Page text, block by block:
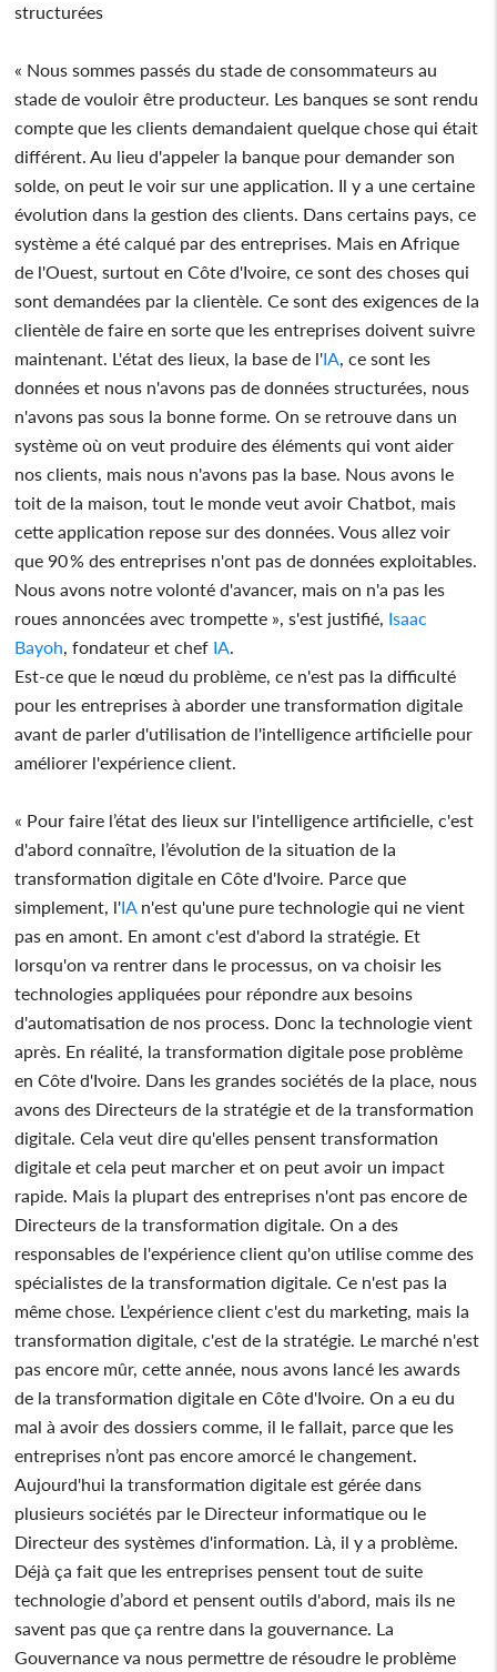
structurées
« Nous sommes passés du stade de consommateurs au
stade de vouloir être producteur. Les banques se sont rendu
compte que les clients demandaient quelque chose qui était
différent. Au lieu d'appeler la banque pour demander son
solde, on peut le voir sur une application. Il y a une certaine
évolution dans la gestion des clients. Dans certains pays, ce
système a été calqué par des entreprises. Mais en Afrique
de l'Ouest, surtout en Côte d'Ivoire, ce sont des choses qui
sont demandées par la clientèle. Ce sont des exigences de la
clientèle de faire en sorte que les entreprises doivent suivre
maintenant. L'état des lieux, la base de l'IA, ce sont les
données et nous n'avons pas de données structurées, nous
n'avons pas sous la bonne forme. On se retrouve dans un
système où on veut produire des éléments qui vont aider
nos clients, mais nous n'avons pas la base. Nous avons le
toit de la maison, tout le monde veut avoir Chatbot, mais
cette application repose sur des données. Vous allez voir
que 90 % des entreprises n'ont pas de données exploitables.
Nous avons notre volonté d'avancer, mais on n'a pas les
roues annoncées avec trompette », s'est justifié, Isaac
Bayoh, fondateur et chef IA.
Est-ce que le nœud du problème, ce n'est pas la difficulté
pour les entreprises à aborder une transformation digitale
avant de parler d'utilisation de l'intelligence artificielle pour
améliorer l'expérience client.
« Pour faire l’état des lieux sur l'intelligence artificielle, c'est
d'abord connaître, l’évolution de la situation de la
transformation digitale en Côte d'Ivoire. Parce que
simplement, l'IAn'est qu'une pure technologie qui ne vient
pas en amont. En amont c'est d'abord la stratégie. Et
lorsqu'on va rentrer dans le processus, on va choisir les
technologies appliquées pour répondre aux besoins
d'automatisation de nos process. Donc la technologie vient
après. En réalité, la transformation digitale pose problème
en Côte d'Ivoire. Dans les grandes sociétés de la place, nous
avons des Directeurs de la stratégie et de la transformation
digitale. Cela veut dire qu'elles pensent transformation
digitale et cela peut marcher et on peut avoir un impact
rapide. Mais la plupart des entreprises n'ont pas encore de
Directeurs de la transformation digitale. On a des
responsables de l'expérience client qu'on utilise comme des
spécialistes de la transformation digitale. Ce n'est pas la
même chose. L’expérience client c'est du marketing, mais la
transformation digitale, c'est de la stratégie. Le marché n'est
pas encore mûr, cette année, nous avons lancé les awards
de la transformation digitale en Côte d'Ivoire. On a eu du
mal à avoir des dossiers comme, il le fallait, parce que les
entreprises n’ont pas encore amorcé le changement.
Aujourd'hui la transformation digitale est gérée dans
plusieurs sociétés par le Directeur informatique ou le
Directeur des systèmes d'information. Là, il y a problème.
Déjà ça fait que les entreprises pensent tout de suite
technologie d’abord et pensent outils d'abord, mais ils ne
savent pas que ça rentre dans la gouvernance. La
Gouvernance va nous permettre de résoudre le problème